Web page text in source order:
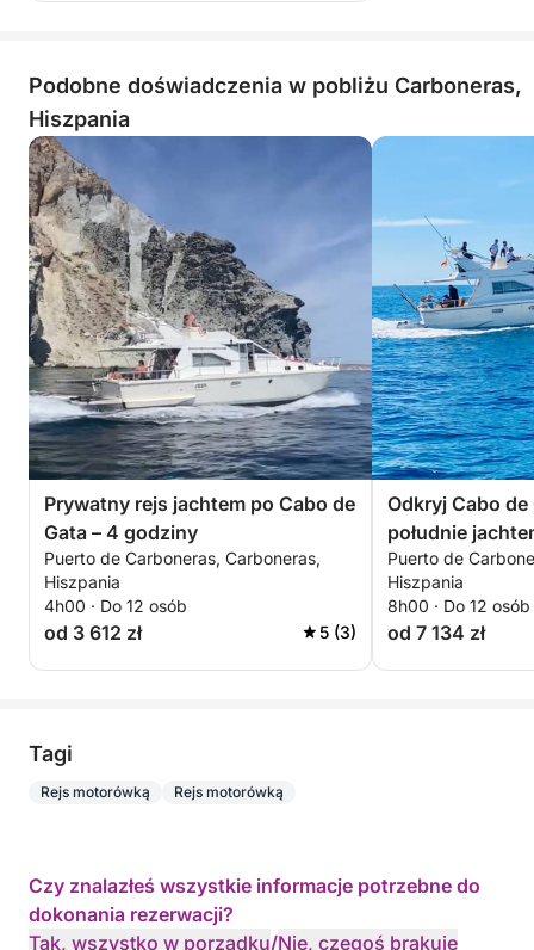
Podobne doświadczenia w pobliżu Carboneras,
Hiszpania
Prywatny rejs jachtem po Cabo de
Gata – 4 godziny
Puerto de Carboneras, Carboneras,
Hiszpania
4h00 · Do 12 osób
od 3 612 zł 5 (3)
Odkryj Cabo de
południe
Puerto de
Hiszpania
8h00 · Do 12 osób
od 7 134 zł
Tagi
Rejs motorówką Rejs motorówką
Czy znalazłeś wszystkie informacje potrzebne do
dokonania rezerwacji?
Tak, wszystko w porządku/Nie, czegoś brakuje